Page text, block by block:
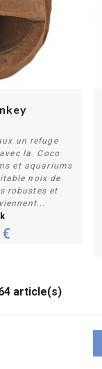
un refuge
la Coco
et aquariums
noix de
robustes et
article(s)